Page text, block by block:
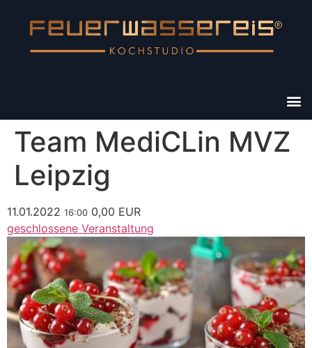
Team MediCLin MVZ
Leipzig
11.01.2022 16:00 0,00 EUR
geschlossene Veranstaltung